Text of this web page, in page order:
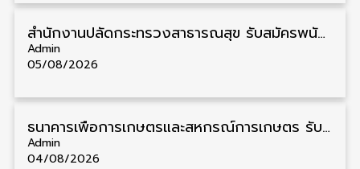
สำนักงานปลัดกระทรวงสาธารณสุข รับสมัครพนักงานราชการรูปแบบพิเศษ วุฒิ ปวส./ป.ตรี 102 อัตรา รับสมัคร 17 – 28 สิงหาคม
Admin
05/08/2026
ธนาคารเพื่อการเกษตรและสหกรณ์การเกษตร รับสมัครบุคคลเพื่อเป็นผู้ช่วยพนักงาน วุฒิ ป.ตรี 5 อัตรา รับสมัคร 4 – 14 สิงหาคม
Admin
04/08/2026